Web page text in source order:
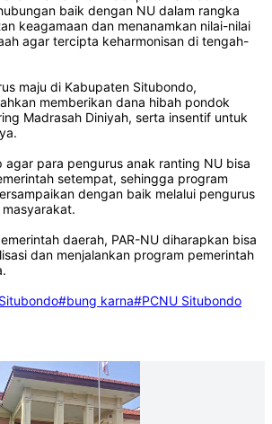
baik dengan NU dalam rangka
keagamaan dan menanamkan nilai-nilai
agar tercipta keharmonisan di tengah-
maju di Kabupaten Situbondo,
memberikan dana hibah pondok
Madrasah Diniyah, serta insentif untuk
agar para pengurus anak ranting NU bisa
setempat, sehingga program
dengan baik melalui pengurus
daerah, PAR-NU diharapkan bisa
dan menjalankan program pemerintah
#bung karna#PCNU Situbondo